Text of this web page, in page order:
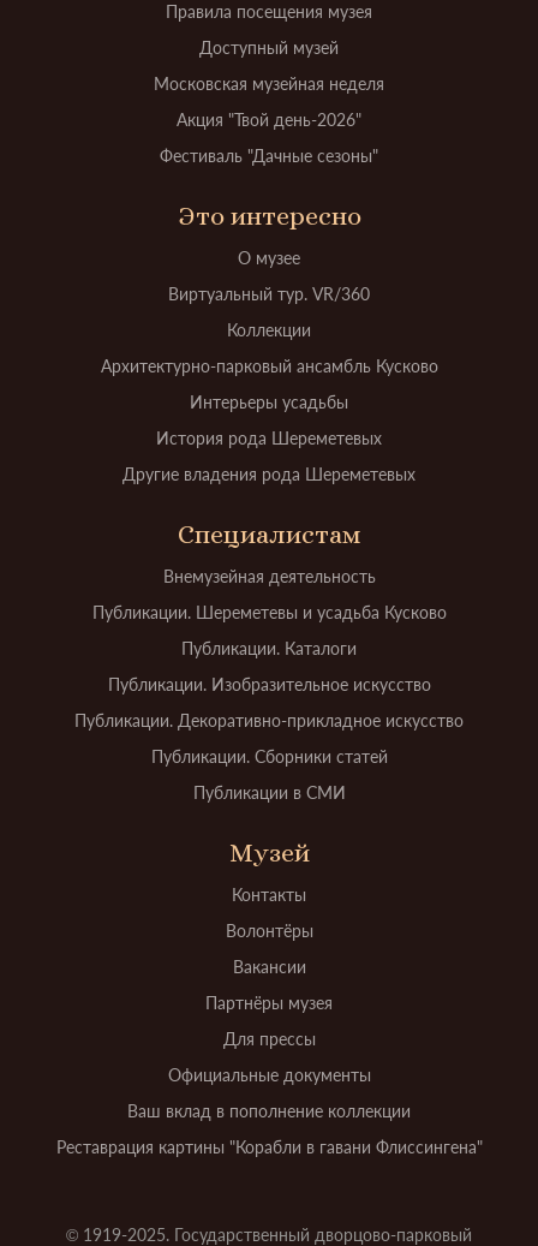
Правила посещения музея
Доступный музей
Московская музейная неделя
Акция "Твой день-2026"
Фестиваль "Дачные сезоны"
Это интересно
О музее
Виртуальный тур. VR/360
Коллекции
Архитектурно-парковый ансамбль Кусково
Интерьеры усадьбы
История рода Шереметевых
Другие владения рода Шереметевых
Специалистам
Внемузейная деятельность
Публикации. Шереметевы и усадьба Кусково
Публикации. Каталоги
Публикации. Изобразительное искусство
Публикации. Декоративно-прикладное искусство
Публикации. Сборники статей
Публикации в СМИ
Музей
Контакты
Волонтёры
Вакансии
Партнёры музея
Для прессы
Официальные документы
Ваш вклад в пополнение коллекции
Реставрация картины "Корабли в гавани Флиссингена"
© 1919-2025. Государственный дворцово-парковый